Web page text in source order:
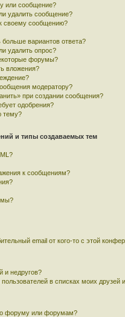
или сообщение?
удалить сообщение?
своему сообщению?
вариантов ответа?
удалить опрос?
форумы?
вложения?
модератору?
при создании сообщения?
одобрения?
тему?
и типы создаваемых тем
к сообщениям?
email от кого-то с этой
и недругов?
в списках моих друзей
форуму или форумам?